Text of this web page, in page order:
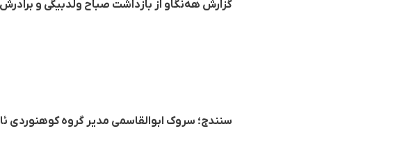
گزارش هه‌نگاو از بازداشت صباح ولدبیگی و
سنندج؛ سروک ابوالقاسمی مدیر گروه کوهنوردی